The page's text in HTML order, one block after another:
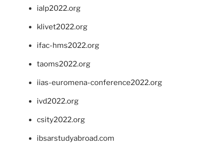
ialp2022.org
klivet2022.org
ifac-hms2022.org
taoms2022.org
iias-euromena-conference2022.org
ivd2022.org
csity2022.org
ibsarstudyabroad.com